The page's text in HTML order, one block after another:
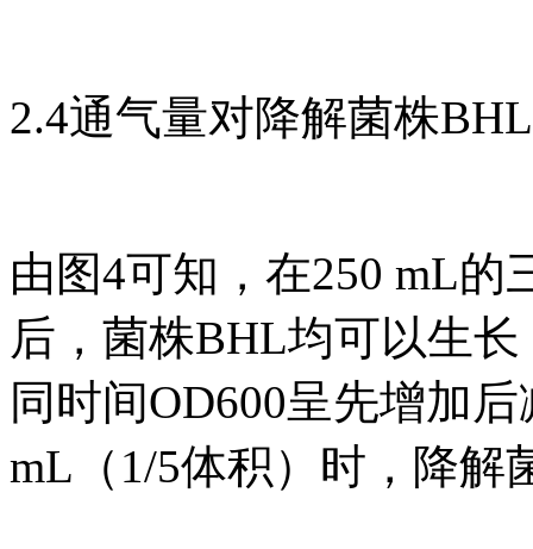
2.4通气量对降解菌株
由图4可知，在250 mL的
后，菌株BHL均可以生
同时间OD600呈先增加
mL（1/5体积）时，降解